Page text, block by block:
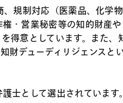
規制対応（医薬品、化学
・営業秘密等の知的財産
得意としています。また
財デューディリジェンス
士として選出されています。